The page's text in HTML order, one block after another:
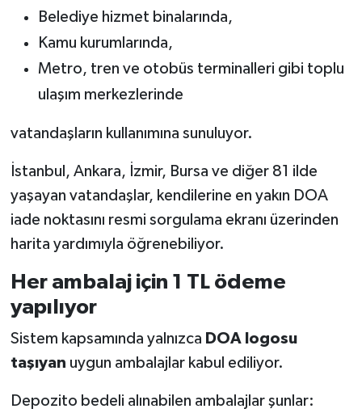
Belediye hizmet binalarında,
Kamu kurumlarında,
Metro, tren ve otobüs terminalleri gibi toplu
ulaşım merkezlerinde
vatandaşların kullanımına sunuluyor.
İstanbul, Ankara, İzmir, Bursa ve diğer 81 ilde
yaşayan vatandaşlar, kendilerine en yakın DOA
iade noktasını resmi sorgulama ekranı üzerinden
harita yardımıyla öğrenebiliyor.
Her ambalaj için 1 TL ödeme
yapılıyor
Sistem kapsamında yalnızca DOA logosu
taşıyan uygun ambalajlar kabul ediliyor.
Depozito bedeli alınabilen ambalajlar şunlar: